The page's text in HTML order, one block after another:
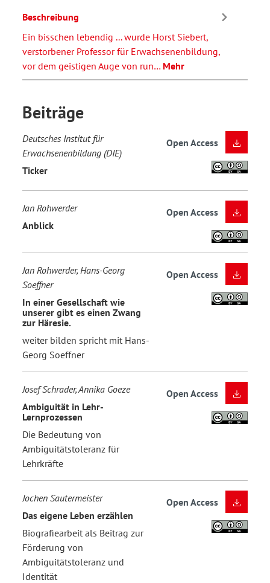
Beschreibung
Ein bisschen lebendig ... wurde Horst Siebert,
verstorbener Professor für Erwachsenenbildung,
vor dem geistigen Auge von run… Mehr
Beiträge
Deutsches Institut für
Erwachsenenbildung (DIE)
Ticker
Open Access
Jan Rohwerder
Anblick
Open Access
Jan Rohwerder, Hans-Georg
Soeffner
In einer Gesellschaft wie
unserer gibt es einen Zwang
zur Häresie.
weiter bilden spricht mit Hans-
Georg Soeffner
Open Access
Josef Schrader, Annika Goeze
Ambiguität in Lehr-
Lernprozessen
Die Bedeutung von
Ambiguitätstoleranz für
Lehrkräfte
Open Access
Jochen Sautermeister
Das eigene Leben erzählen
Biografiearbeit als Beitrag zur
Förderung von
Ambiguitätstoleranz und
Identität
Open Access